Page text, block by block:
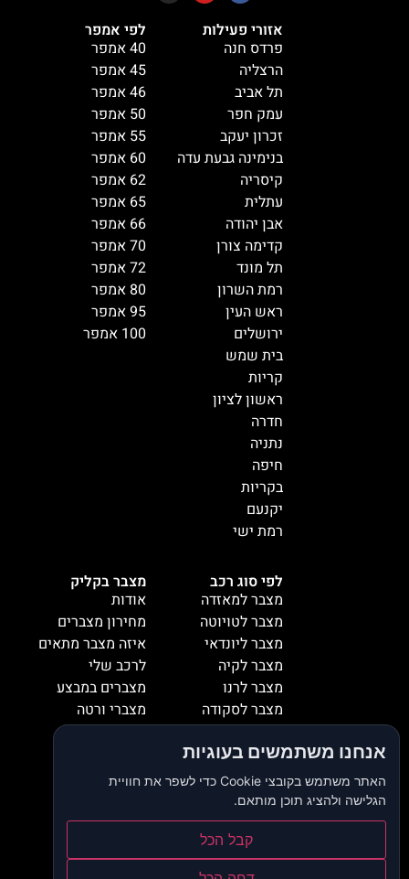
מצבר בקליק
אודות
מחירון מצברים
איזה מצבר מתאים
לרכב שלי
מצברים במבצע
מצברי ורטה
מצברי שנפ
אזורי שירות
צור קשר
בלוג
לפי סוג רכב
מצבר למאזדה
מצבר לטויוטה
מצבר ליונדאי
מצבר לקיה
מצבר לרנו
מצבר לסקודה
מצבר למיציבושי
מצבר לסובארו
מצבר להונדה
מצבר לאופל
מצבר לסיאט
מצבר לאאודי
מצבר לסוזוקי
לפי אמפר
40 אמפר
45 אמפר
46 אמפר
50 אמפר
55 אמפר
60 אמפר
62 אמפר
65 אמפר
66 אמפר
70 אמפר
72 אמפר
80 אמפר
95 אמפר
100 אמפר
אזורי פעילות
פרדס חנה
הרצליה
תל אביב
עמק חפר
זכרון יעקב
בנימינה גבעת עדה
קיסריה
עתלית
אבן יהודה
קדימה צורן
תל מונד
רמת השרון
ראש העין
ירושלים
בית שמש
קריות
ראשון לציון
חדרה
נתניה
חיפה
בקריות
יקנעם
רמת ישי
אנחנו משתמשים בעוגיות
האתר משתמש בקובצי Cookie כדי לשפר את חוויית
הגלישה ולהציג תוכן מותאם.
קבל הכל